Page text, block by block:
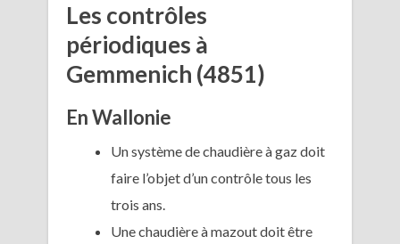
Les contrôles
périodiques à
Gemmenich (4851)
En Wallonie
Un système de chaudière à gaz doit
faire l’objet d’un contrôle tous les
trois ans.
Une chaudière à mazout doit être